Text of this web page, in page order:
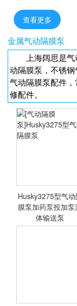
<查看详情>
查看更多
金属气动隔膜泵
上海阔思是
动隔膜泵，不锈
气动隔膜泵配件
修配件。
Husky3275型气动
膜泵加药泵投加泵
体输送泵